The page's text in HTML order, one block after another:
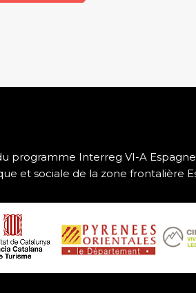
Interreg VI-A Espagne
et sociale de la zone frontalière